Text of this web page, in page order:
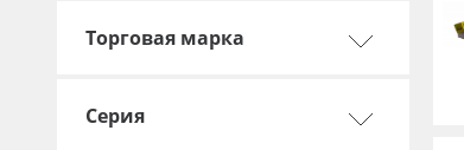
Торговая марка
Серия